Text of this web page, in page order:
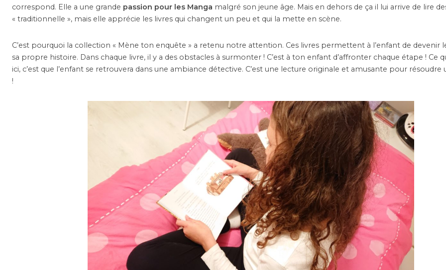
correspond. Elle a une grande passion pour les Manga malgré son jeune âge. Mais en dehors de ça il lui arrive de lire
« traditionnelle », mais elle apprécie les livres qui changent un peu et qui la mette en scène.
C’est pourquoi la collection « Mène ton enquête » a retenu notre attention. Ces livres permettent à l’enfant de devenir
sa propre histoire. Dans chaque livre, il y a des obstacles à surmonter ! C’est à ton enfant d’affronter chaque étape ! Ce
ici, c’est que l’enfant se retrouvera dans une ambiance détective. C’est une lecture originale et amusante pour résoudre
!